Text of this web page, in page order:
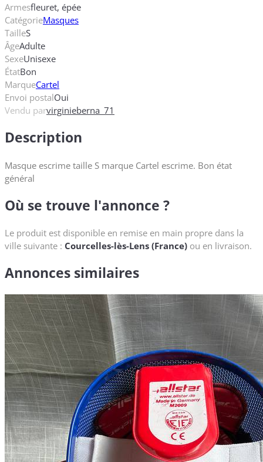
Armesfleuret, épée
CatégorieMasques
TailleS
ÂgeAdulte
SexeUnisexe
ÉtatBon
MarqueCartel
Envoi postalOui
Vendu parvirginieberna_71
Description
Masque escrime taille S marque Cartel escrime. Bon état
général
Où se trouve l'annonce ?
Le produit est disponible en remise en main propre dans la
ville suivante : Courcelles-lès-Lens (France) ou en livraison.
Annonces similaires